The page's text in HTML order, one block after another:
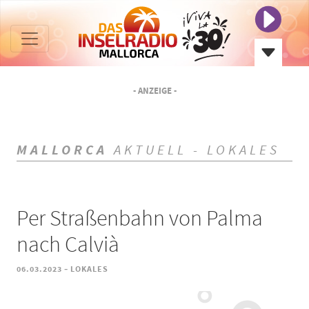
- ANZEIGE -
MALLORCA AKTUELL - LOKALES
Per Straßenbahn von Palma
nach Calvià
06.03.2023 - LOKALES